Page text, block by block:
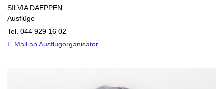
SILVIA DAEPPEN
Ausflüge
Tel. 044 929 16 02
E-Mail an Ausflugorganisator